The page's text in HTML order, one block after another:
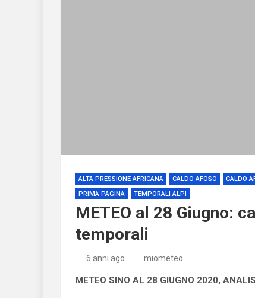
ALTA PRESSIONE AFRICANA CALDO AFOSO CALDO
PRIMA PAGINA
TEMPORALI ALPI
METEO al 28 Giugno:
temporali
6 anni ago miometeo
METEO SINO AL 28 GIUGNO 2020,